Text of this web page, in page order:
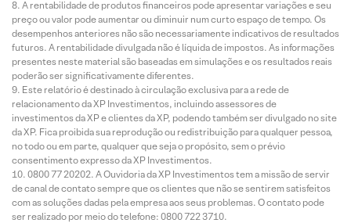
A rentabilidade de produtos financeiros pode apresentar variações e seu
preço ou valor pode aumentar ou diminuir num curto espaço de tempo. Os
desempenhos anteriores não são necessariamente indicativos de resultados
futuros. A rentabilidade divulgada não é líquida de impostos. As informações
presentes neste material são baseadas em simulações e os resultados reais
poderão ser significativamente diferentes.
Este relatório é destinado à circulação exclusiva para a rede de
relacionamento da XP Investimentos, incluindo assessores de
investimentos da XP e clientes da XP, podendo também ser divulgado no site
da XP. Fica proibida sua reprodução ou redistribuição para qualquer pessoa,
no todo ou em parte, qualquer que seja o propósito, sem o prévio
consentimento expresso da XP Investimentos.
0800 77 20202. A Ouvidoria da XP Investimentos tem a missão de servir
de canal de contato sempre que os clientes que não se sentirem satisfeitos
com as soluções dadas pela empresa aos seus problemas. O contato pode
ser realizado por meio do telefone: 0800 722 3710.